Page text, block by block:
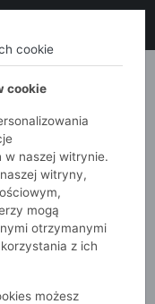
cookie
cookie
w naszej witrynie.
witryny,
mogą
otrzymanymi
z ich
możesz